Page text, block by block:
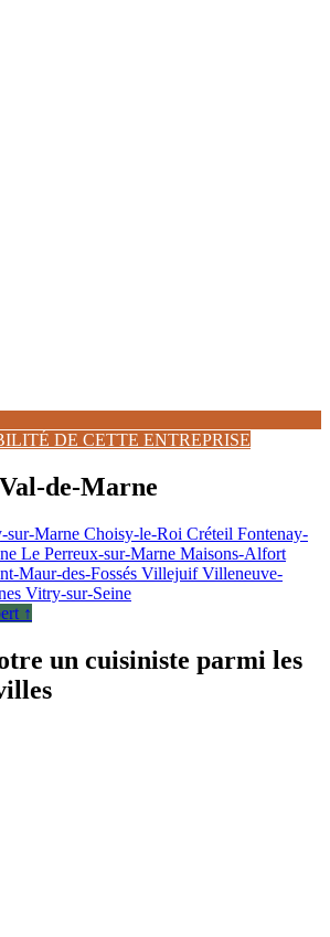
DE CETTE ENTREPRISE
de-Marne
sur-Marne Choisy-le-Roi Créteil Fontenay-
Le Perreux-sur-Marne Maisons-Alfort
Maur-des-Fossés VillejuifVilleneuve-
Vitry-sur-Seine
↑
un cuisiniste parmi les